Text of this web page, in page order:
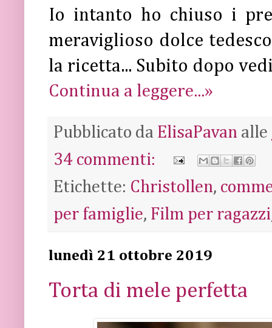
Io intanto ho chiuso i
meraviglioso dolce
la ricetta... Subito dopo
Continua a leggere...»
Pubblicato da ElisaPavan alle
34 commenti:
Etichette: Christollen,
per famiglie, Film per ragazzi
lunedì 21 ottobre 2019
Torta di mele perfetta